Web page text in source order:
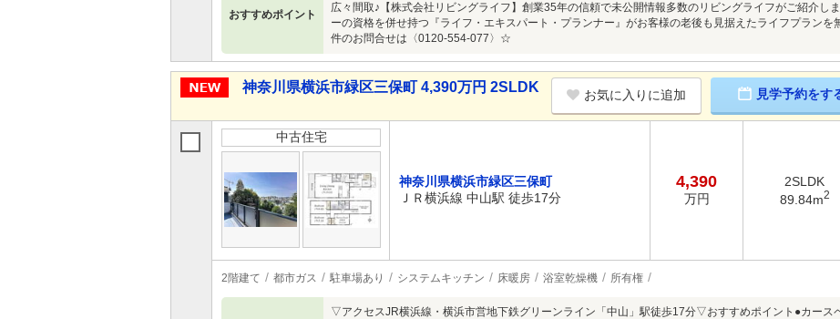
おすすめポイント
広々間取♪【株式会社リビングライフ】創業35年の信頼で未公開情報多数のリビングライフがご紹介し
ーの資格を併せ持つ『ライフ・エキスパート・プランナー』がお客様の老後も見据えたライフプラン
件のお問合せは〈0120-554-077〉☆
神奈川県横浜市緑区三保町 4,390万円 2SLDK お気に入りに追加 見学予約をす
中古住宅
神奈川県横浜市緑区三保町
ＪＲ横浜線 中山駅 徒歩17分
4,390
万円
2SLDK
89.84m2
2階建て 都市ガス 駐車場あり システムキッチン 床暖房 浴室乾燥機 所有権
▽アクセスJR横浜線・横浜市営地下鉄グリーンライン「中山」駅徒歩17分▽おすすめポイント●カース